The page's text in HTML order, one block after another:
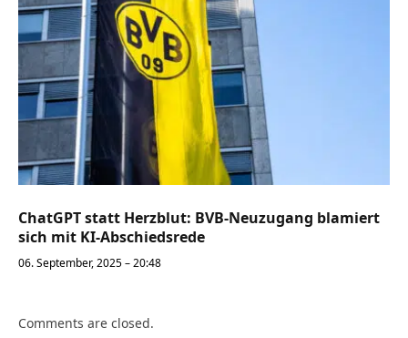
ChatGPT statt Herzblut: BVB-Neuzugang blamiert
sich mit KI-Abschiedsrede
06. September, 2025 – 20:48
Comments are closed.